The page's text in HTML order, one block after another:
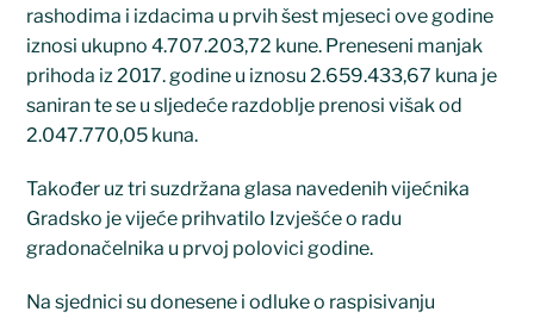
rashodima i izdacima u prvih šest mjeseci ove godine
iznosi ukupno 4.707.203,72 kune. Preneseni manjak
prihoda iz 2017. godine u iznosu 2.659.433,67 kuna je
saniran te se u sljedeće razdoblje prenosi višak od
2.047.770,05 kuna.
Također uz tri suzdržana glasa navedenih vijećnika
Gradsko je vijeće prihvatilo Izvješće o radu
gradonačelnika u prvoj polovici godine.
Na sjednici su donesene i odluke o raspisivanju